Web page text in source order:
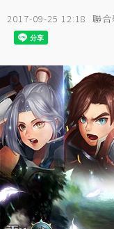
2017-09-25 12:18 聯